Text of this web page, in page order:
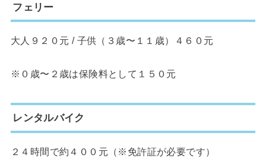
フェリー
大人９２０元 / 子供（３歳〜１１歳）４６０元
※０歳〜２歳は保険料として１５０元
レンタルバイク
２４時間で約４００元（※免許証が必要です）